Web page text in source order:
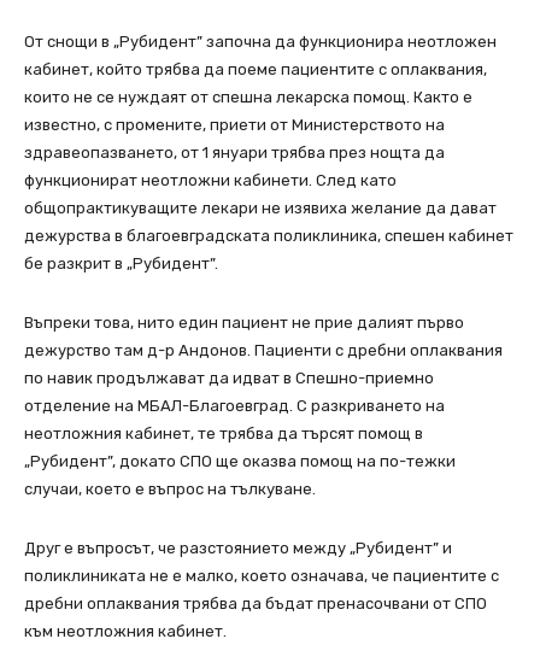
От снощи в „Рубидент” започна да функционира неотложен
кабинет, който трябва да поеме пациентите с оплаквания,
които не се нуждаят от спешна лекарска помощ. Както е
известно, с промените, приети от Министерството на
здравеопазването, от 1 януари трябва през нощта да
функционират неотложни кабинети. След като
общопрактикуващите лекари не изявиха желание да дават
дежурства в благоевградската поликлиника, спешен кабинет
бе разкрит в „Рубидент”.
Въпреки това, нито един пациент не прие далият първо
дежурство там д-р Андонов. Пациенти с дребни оплаквания
по навик продължават да идват в Спешно-приемно
отделение на МБАЛ-Благоевград. С разкриването на
неотложния кабинет, те трябва да търсят помощ в
„Рубидент”, докато СПО ще оказва помощ на по-тежки
случаи, което е въпрос на тълкуване.
Друг е въпросът, че разстоянието между „Рубидент” и
поликлиниката не е малко, което означава, че пациентите с
дребни оплаквания трябва да бъдат пренасочвани от СПО
към неотложния кабинет.